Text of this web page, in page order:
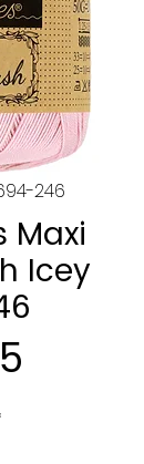
246
Maxi
Icey